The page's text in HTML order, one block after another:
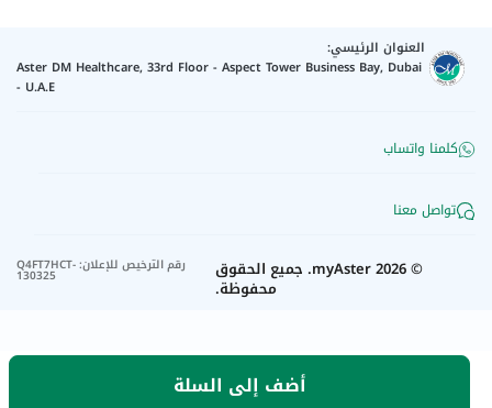
أضف إلى السلة
العنوان الرئيسي:
Aster DM Healthcare, 33rd Floor - Aspect Tower Business Bay, Dubai
- U.A.E
كلمنا واتساب
تواصل معنا
©
2026
myAster. جميع الحقوق
محفوظة.
رقم الترخيص للإعلان:
Q4FT7HCT-
130325